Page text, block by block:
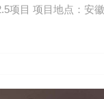
项目 项目地点：安